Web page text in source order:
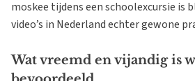
moskee tijdens een schoolexcursie is
video’s in Nederland echter gewone
Wat vreemd en vijandig is